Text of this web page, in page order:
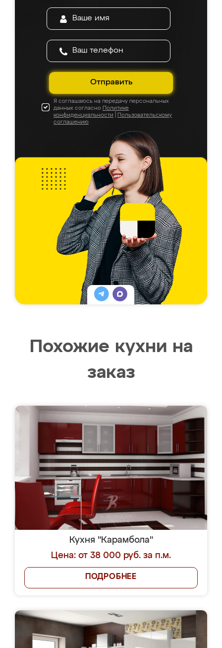
Отправить
Я соглашаюсь на передачу персональных
данных согласно Политике
конфиденциальности
Пользовательскому
соглашению
Похожие кухни на
заказ
Кухня "Карамбола"
Цена: от 38 000 руб. за п.м.
ПОДРОБНЕЕ